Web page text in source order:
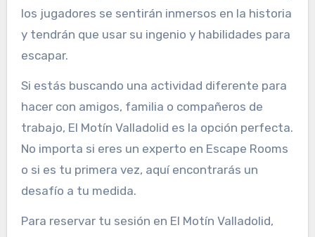
los jugadores se sentirán inmersos en la historia
y tendrán que usar su ingenio y habilidades para
escapar.
Si estás buscando una actividad diferente para
hacer con amigos, familia o compañeros de
trabajo, El Motín Valladolid es la opción perfecta.
No importa si eres un experto en Escape Rooms
o si es tu primera vez, aquí encontrarás un
desafío a tu medida.
Para reservar tu sesión en El Motín Valladolid,